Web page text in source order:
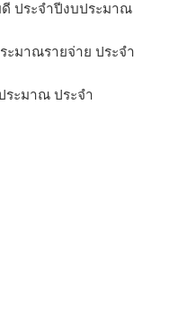
ประจำปีงบประมาณ
มาณรายจ่าย ประจำ
ระมาณ ประจำ